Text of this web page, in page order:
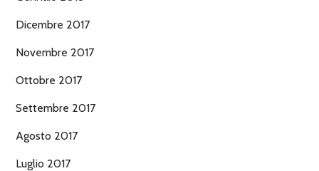
Dicembre 2017
Novembre 2017
Ottobre 2017
Settembre 2017
Agosto 2017
Luglio 2017